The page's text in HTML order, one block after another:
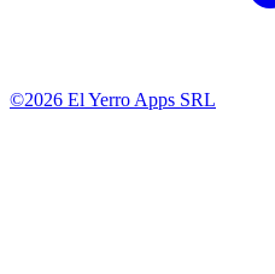
©2026 El Yerro Apps SRL